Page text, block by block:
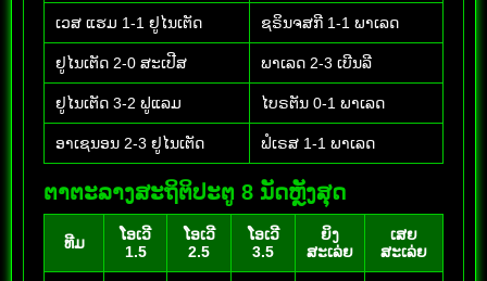
ເວສ ແຮມ 1-1 ຢູໄນເຕັດ ຊຣິນຈສກີ 1-1 ພາເລດ
ຢູໄນເຕັດ 2-0 ສະເປີສ ພາເລດ 2-3 ເບີນລີ
ຢູໄນເຕັດ 3-2 ຟູແລມ ໄບຣຕັນ 0-1 ພາເລດ
ອາເຊນອນ 2-3 ຢູໄນເຕັດ ຟໍເຣສ 1-1 ພາເລດ
ຕາຕະລາງສະຖິຕິປະຕູ 8 ນັດຫຼັງສຸດ
ທີມ
ໂອເວີ
1.5
ໂອເວີ
2.5
ໂອເວີ
3.5
ຍິງ
ສະເລ່ຍ
ເສຍ
ສະເລ່ຍ